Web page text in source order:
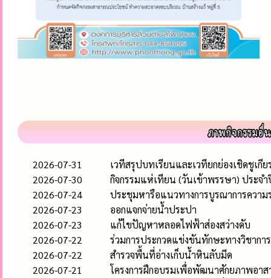
2026-07-31
เวทีสรุปบทเรียนและเวทียกย่องเชิดชูเ
2026-07-30
กิจกรรมแห่เทียน (วันเข้าพรรษา) ประจ
2026-07-24
ประชุมหารือแนวทางการบูรณาการควา
2026-07-23
ออกแจกจ่ายน้ำประปา
2026-07-23
แก้ไขปัญหาหลอดไฟฟ้าส่องสว่างดับ
2026-07-22
ร่วมการประกวดแข่งขันทักษะทางวิชาก
2026-07-22
สำรวจพื้นที่อ่างเก็บน้ำหินลับมีด
2026-07-21
โครงการฝึกอบรมเพื่อพัฒนาศักยภาพอา